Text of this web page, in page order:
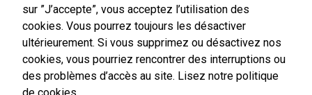
Horaires
d'ouverture
sur ”J’accepte”, vous acceptez l’utilisation des
cookies. Vous pourrez toujours les désactiver
ultérieurement. Si vous supprimez ou désactivez nos
cookies, vous pourriez rencontrer des interruptions ou
des problèmes d’accès au site. Lisez notre politique